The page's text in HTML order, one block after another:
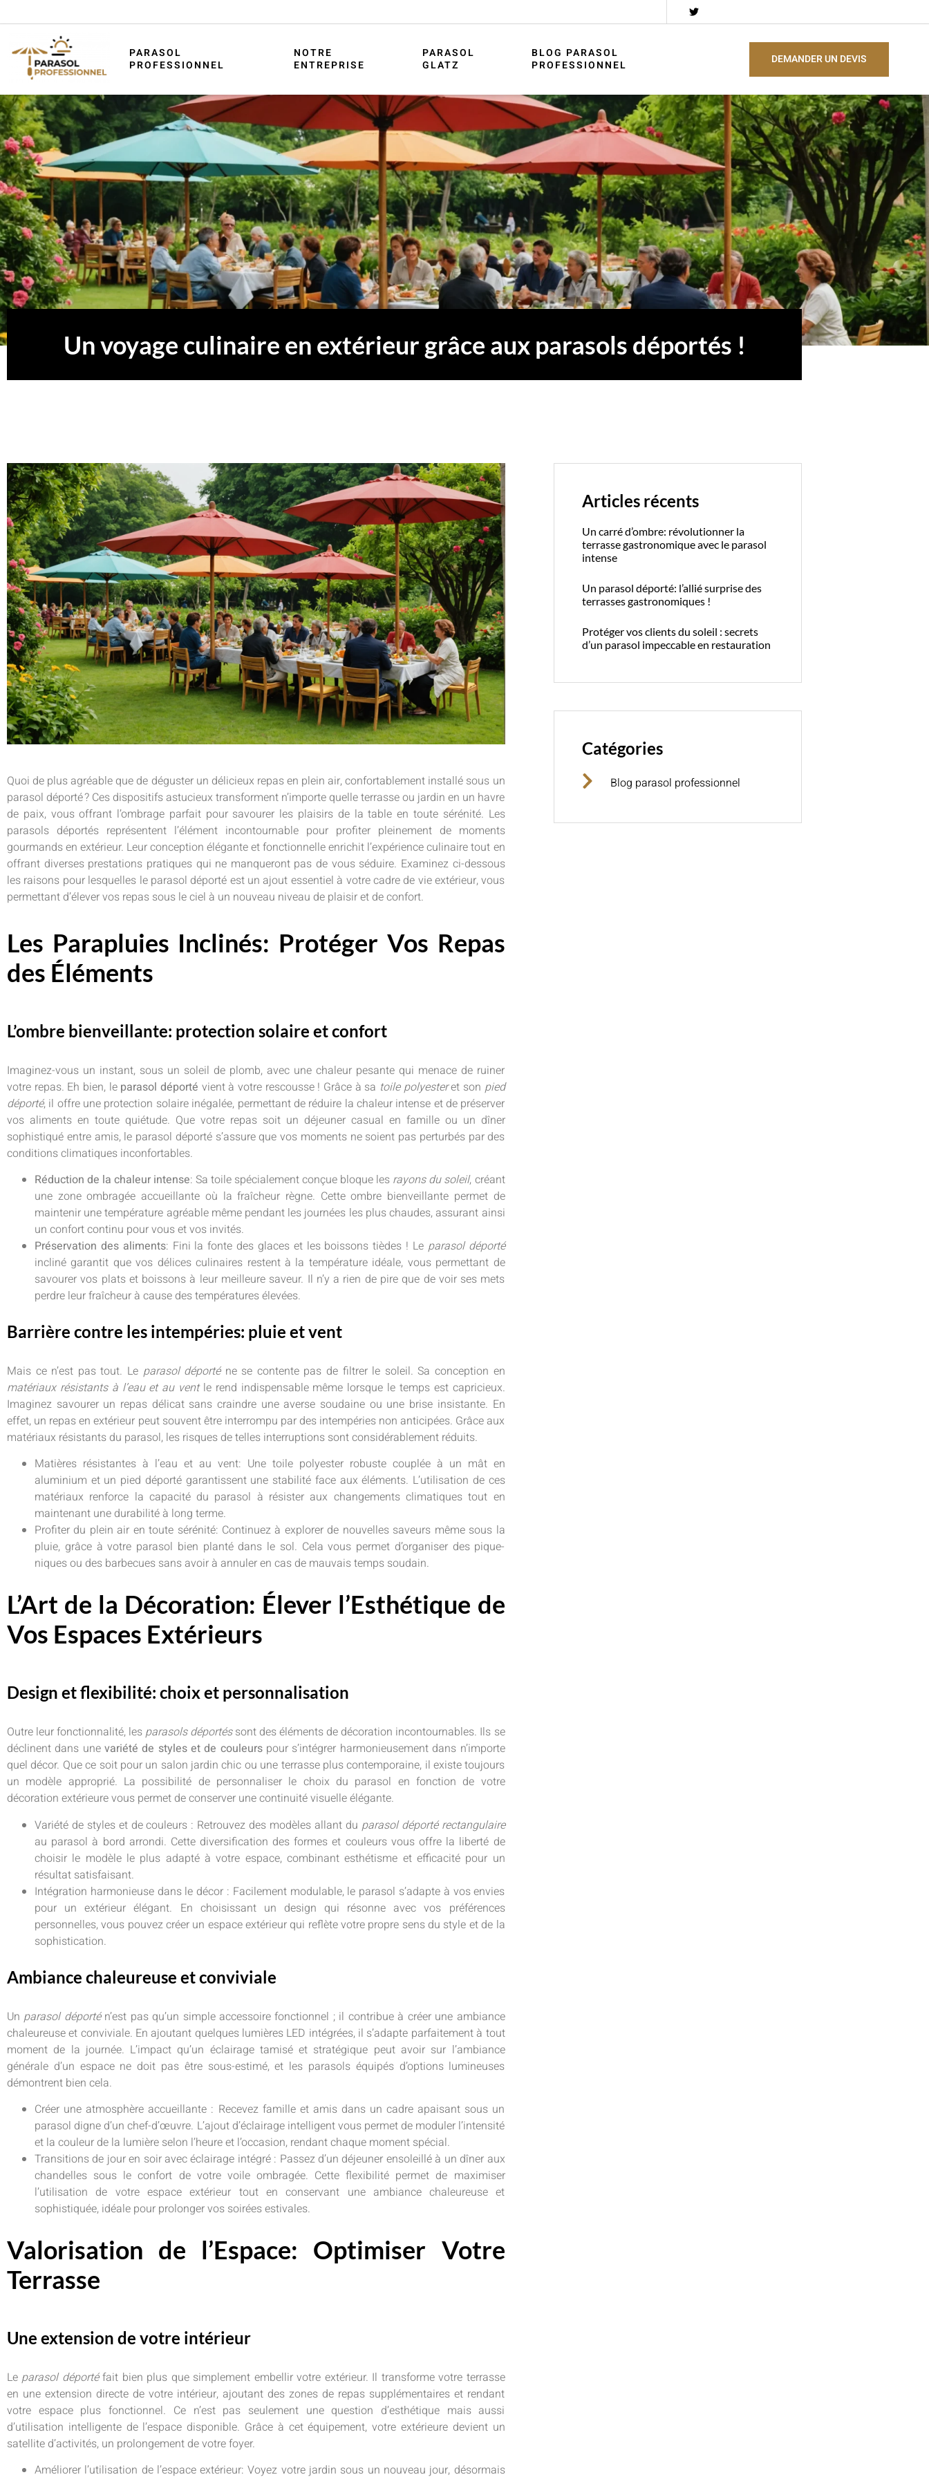
PARASOL
PROFESSIONNEL
NOTRE
ENTREPRISE
PARASOL
GLATZ
BLOG PARASOL
PROFESSIONNEL
DEMANDER UN DEVIS
Un voyage culinaire en extérieur grâce aux parasols déportés !
Quoi de plus agréable que de déguster un délicieux repas en plein air, confortablement installé sous un
parasol déporté ? Ces dispositifs astucieux transforment n’importe quelle terrasse ou jardin en un havre
de paix, vous offrant l’ombrage parfait pour savourer les plaisirs de la table en toute sérénité. Les
parasols déportés représentent l’élément incontournable pour profiter pleinement de moments
gourmands en extérieur. Leur conception élégante et fonctionnelle enrichit l’expérience culinaire tout en
offrant diverses prestations pratiques qui ne manqueront pas de vous séduire. Examinez ci-dessous
les raisons pour lesquelles le parasol déporté est un ajout essentiel à votre cadre de vie extérieur, vous
permettant d’élever vos repas sous le ciel à un nouveau niveau de plaisir et de confort.
Les Parapluies Inclinés: Protéger Vos Repas
des Éléments
L’ombre bienveillante: protection solaire et confort
Imaginez-vous un instant, sous un soleil de plomb, avec une chaleur pesante qui menace de ruiner
votre repas. Eh bien, le parasol déporté vient à votre rescousse ! Grâce à sa toile polyesteret son pied
déporté, il offre une protection solaire inégalée, permettant de réduire la chaleur intense et de préserver
vos aliments en toute quiétude. Que votre repas soit un déjeuner casual en famille ou un dîner
sophistiqué entre amis, le parasol déporté s’assure que vos moments ne soient pas perturbés par des
conditions climatiques inconfortables.
Réduction de la chaleur intense: Sa toile spécialement conçue bloque les rayons du soleil, créant
une zone ombragée accueillante où la fraîcheur règne. Cette ombre bienveillante permet de
maintenir une température agréable même pendant les journées les plus chaudes, assurant ainsi
un confort continu pour vous et vos invités.
Préservation des aliments: Fini la fonte des glaces et les boissons tièdes ! Le parasol déporté
incliné garantit que vos délices culinaires restent à la température idéale, vous permettant de
savourer vos plats et boissons à leur meilleure saveur. Il n’y a rien de pire que de voir ses mets
perdre leur fraîcheur à cause des températures élevées.
Barrière contre les intempéries: pluie et vent
Mais ce n’est pas tout. Le parasol déporténe se contente pas de filtrer le soleil. Sa conception en
matériaux résistants à l’eau et au ventle rend indispensable même lorsque le temps est capricieux.
Imaginez savourer un repas délicat sans craindre une averse soudaine ou une brise insistante. En
effet, un repas en extérieur peut souvent être interrompu par des intempéries non anticipées. Grâce aux
matériaux résistants du parasol, les risques de telles interruptions sont considérablement réduits.
Matières résistantes à l’eau et au vent: Une toile polyester robuste couplée à un mât en
aluminium et un pied déporté garantissent une stabilité face aux éléments. L’utilisation de ces
matériaux renforce la capacité du parasol à résister aux changements climatiques tout en
maintenant une durabilité à long terme.
Profiter du plein air en toute sérénité: Continuez à explorer de nouvelles saveurs même sous la
pluie, grâce à votre parasol bien planté dans le sol. Cela vous permet d’organiser des pique-
niques ou des barbecues sans avoir à annuler en cas de mauvais temps soudain.
L’Art de la Décoration: Élever l’Esthétique de
Vos Espaces Extérieurs
Design et flexibilité: choix et personnalisation
Outre leur fonctionnalité, lesparasols déportéssont des éléments de décoration incontournables. Ils se
déclinent dans unevariété de styles et de couleurspour s’intégrer harmonieusement dans n’importe
quel décor. Que ce soit pour un salon jardin chic ou une terrasse plus contemporaine, il existe toujours
un modèle approprié. La possibilité de personnaliser le choix du parasol en fonction de votre
décoration extérieure vous permet de conserver une continuité visuelle élégante.
Variété de styles et de couleurs : Retrouvez des modèles allant du parasol déporté rectangulaire
au parasol à bord arrondi. Cette diversification des formes et couleurs vous offre la liberté de
choisir le modèle le plus adapté à votre espace, combinant esthétisme et efficacité pour un
résultat satisfaisant.
Intégration harmonieuse dans le décor : Facilement modulable, le parasol s’adapte à vos envies
pour un extérieur élégant. En choisissant un design qui résonne avec vos préférences
personnelles, vous pouvez créer un espace extérieur qui reflète votre propre sens du style et de la
sophistication.
Ambiance chaleureuse et conviviale
Un parasol déportén’est pas qu’un simple accessoire fonctionnel ; il contribue à créer une ambiance
chaleureuse et conviviale. En ajoutant quelques lumières LED intégrées, il s’adapte parfaitement à tout
moment de la journée. L’impact qu’un éclairage tamisé et stratégique peut avoir sur l’ambiance
générale d’un espace ne doit pas être sous-estimé, et les parasols équipés d’options lumineuses
démontrent bien cela.
Créer une atmosphère accueillante : Recevez famille et amis dans un cadre apaisant sous un
parasol digne d’un chef-d’œuvre. L’ajout d’éclairage intelligent vous permet de moduler l’intensité
et la couleur de la lumière selon l’heure et l’occasion, rendant chaque moment spécial.
Transitions de jour en soir avec éclairage intégré : Passez d’un déjeuner ensoleillé à un dîner aux
chandelles sous le confort de votre voile ombragée. Cette flexibilité permet de maximiser
l’utilisation de votre espace extérieur tout en conservant une ambiance chaleureuse et
sophistiquée, idéale pour prolonger vos soirées estivales.
Valorisation de l’Espace: Optimiser Votre
Terrasse
Une extension de votre intérieur
Leparasol déportéfait bien plus que simplement embellir votre extérieur. Il transforme votre terrasse
en une extension directe de votre intérieur, ajoutant des zones de repas supplémentaires et rendant
votre espace plus fonctionnel. Ce n’est pas seulement une question d’esthétique mais aussi
d’utilisation intelligente de l’espace disponible. Grâce à cet équipement, votre extérieure devient un
satellite d’activités, un prolongement de votre foyer.
Améliorer l’utilisation de l’espace extérieur: Voyez votre jardin sous un nouveau jour, désormais
Articles récents
Un carré d’ombre: révolutionner la
terrasse gastronomique avec le parasol
intense
Un parasol déporté: l’allié surprise des
terrasses gastronomiques !
Protéger vos clients du soleil : secrets
d’un parasol impeccable en restauration
Catégories
Blog parasol professionnel